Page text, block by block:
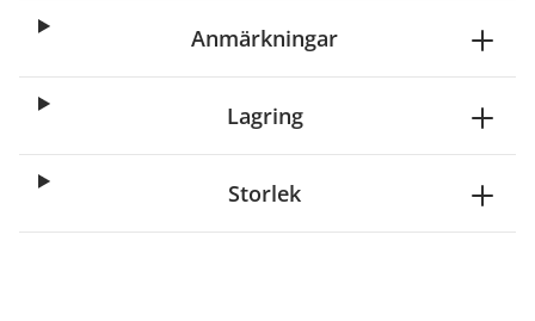
Anmärkningar
Lagring
Storlek